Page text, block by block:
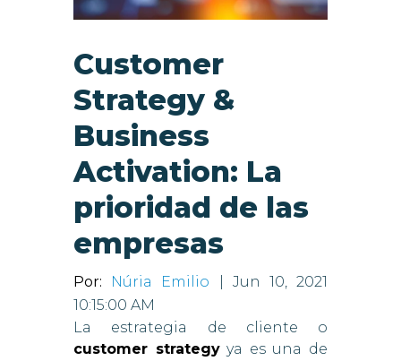
Customer
Strategy &
Business
Activation: La
prioridad de las
empresas
Por: Núria Emilio | Jun 10, 2021
10:15:00 AM
La estrategia de cliente o
customer strategyya es una de